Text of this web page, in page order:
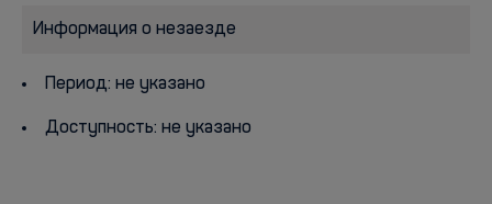
Информация о незаезде
Период: не указано
Доступность: не указано